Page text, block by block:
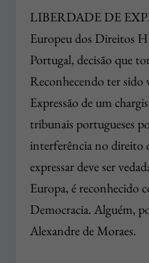
LIBERDADE DE
Europeu dos Direitos
Portugal, decisão que
Reconhecendo ter sido
Expressão de um
tribunais portugueses
interferência no direito
expressar deve ser
Europa, é reconhecido
Democracia. Alguém,
Alexandre de Moraes.